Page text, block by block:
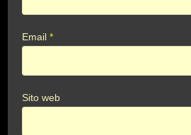
Email*
Sito web